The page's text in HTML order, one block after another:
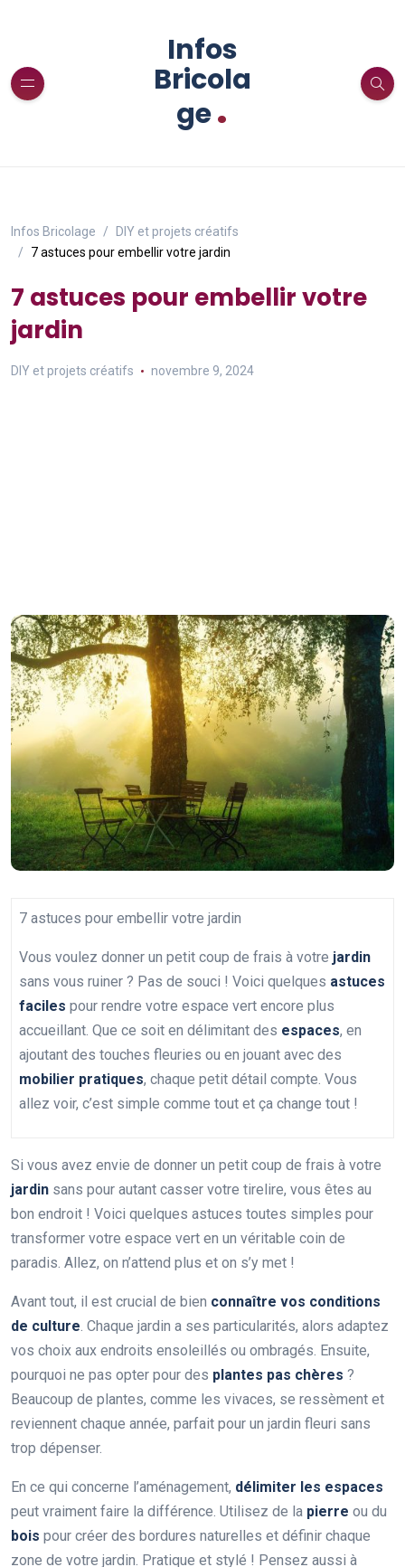
Infos
Bricola
ge.
Infos Bricolage
DIY et projets créatifs
7 astuces pour embellir votre jardin
7 astuces pour embellir votre
jardin
DIY et projets créatifs novembre 9, 2024
7 astuces pour embellir votre jardin
Vous voulez donner un petit coup de frais à votre jardin
sans vous ruiner ? Pas de souci ! Voici quelques astuces
faciles pour rendre votre espace vert encore plus
accueillant. Que ce soit en délimitant des espaces, en
ajoutant des touches fleuries ou en jouant avec des
mobilier pratiques, chaque petit détail compte. Vous
allez voir, c’est simple comme tout et ça change tout !
Si vous avez envie de donner un petit coup de frais à votre
jardin sans pour autant casser votre tirelire, vous êtes au
bon endroit ! Voici quelques astuces toutes simples pour
transformer votre espace vert en un véritable coin de
paradis. Allez, on n’attend plus et on s’y met !
Avant tout, il est crucial de bien connaître vos conditions
de culture. Chaque jardin a ses particularités, alors adaptez
vos choix aux endroits ensoleillés ou ombragés. Ensuite,
pourquoi ne pas opter pour des plantes pas chères ?
Beaucoup de plantes, comme les vivaces, se ressèment et
reviennent chaque année, parfait pour un jardin fleuri sans
trop dépenser.
En ce qui concerne l’aménagement, délimiter les espaces
peut vraiment faire la différence. Utilisez de la pierre ou du
bois pour créer des bordures naturelles et définir chaque
zone de votre jardin. Pratique et stylé ! Pensez aussi à